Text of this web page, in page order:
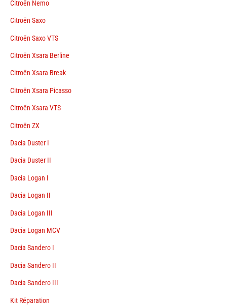
Citroën Nemo
Citroën Saxo
Citroën Saxo VTS
Citroën Xsara Berline
Citroën Xsara Break
Citroën Xsara Picasso
Citroën Xsara VTS
Citroën ZX
Dacia Duster I
Dacia Duster II
Dacia Logan I
Dacia Logan II
Dacia Logan III
Dacia Logan MCV
Dacia Sandero I
Dacia Sandero II
Dacia Sandero III
Kit Réparation